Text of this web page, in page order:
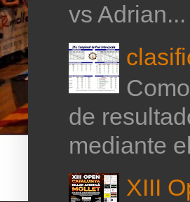
vs Adrian...
de
mediante
XIII